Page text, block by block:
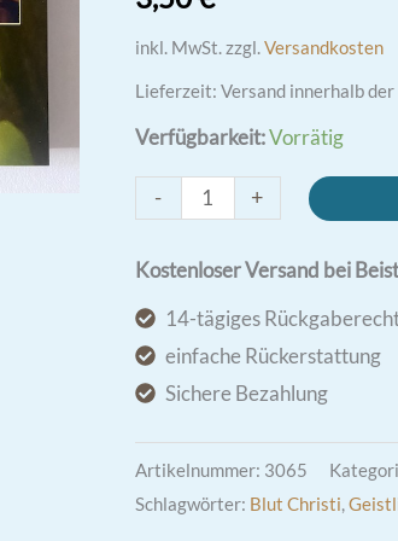
inkl. MwSt.zzgl.Versandkosten
Lieferzeit: Versand innerhalb
Verfügbarkeit:Vorrätig
-
Heilige
von
Cascia
Menge
+
Kostenloser Versand bei
14-tägiges
einfache Rückerstattung
Sichere Bezahlung
Artikelnummer: 3065
Schlagwörter: Blut Christi,